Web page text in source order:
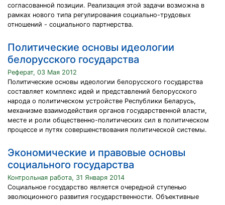
согласованной позиции. Реализация этой задачи возможна в
рамках нового типа регулирования социально-трудовых
отношений - социального партнерства.
Политические основы идеологии
белорусского государства
Реферат, 03 Мая 2012
Политические основы идеологии белорусского государства
составляет комплекс идей и представлений белорусского
народа о политическом устройстве Республики Беларусь,
механизме взаимодействия органов государственной власти,
месте и роли общественно-политических сил в политическом
процессе и путях совершенствования политической системы.
Экономические и правовые основы
социального государства
Контрольная работа, 31 Января 2014
Социальное государство является очередной ступенью
эволюционного развития государственности. Объективные